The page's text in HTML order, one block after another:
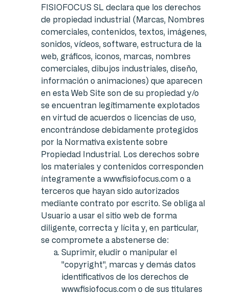
FISIOFOCUS SL declara que los derechos
de propiedad industrial (Marcas, Nombres
comerciales, contenidos, textos, imágenes,
sonidos, vídeos, software, estructura de la
web, gráficos, iconos, marcas, nombres
comerciales, dibujos industriales, diseño,
información o animaciones) que aparecen
en esta Web Site son de su propiedad y/o
se encuentran legítimamente explotados
en virtud de acuerdos o licencias de uso,
encontrándose debidamente protegidos
por la Normativa existente sobre
Propiedad Industrial. Los derechos sobre
los materiales y contenidos corresponden
íntegramente a www.fisiofocus.com o a
terceros que hayan sido autorizados
mediante contrato por escrito. Se obliga al
Usuario a usar el sitio web de forma
diligente, correcta y lícita y, en particular,
se compromete a abstenerse de:
Suprimir, eludir o manipular el
"copyright", marcas y demás datos
identificativos de los derechos de
www.fisiofocus.com o de sus titulares